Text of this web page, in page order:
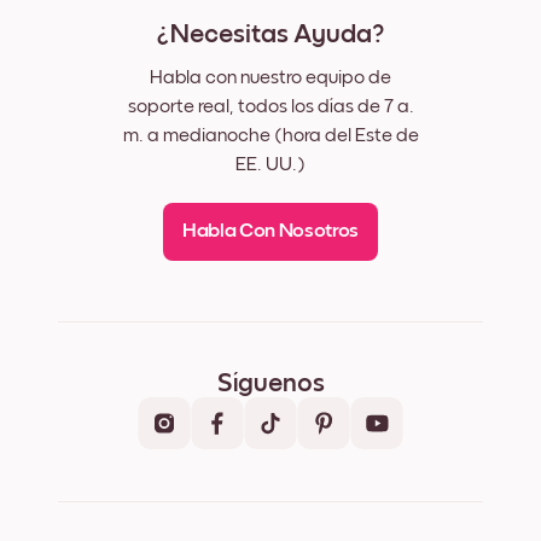
¿Necesitas Ayuda?
Habla con nuestro equipo de
soporte real, todos los días de 7 a.
m. a medianoche (hora del Este de
EE. UU.)
Habla Con Nosotros
Síguenos